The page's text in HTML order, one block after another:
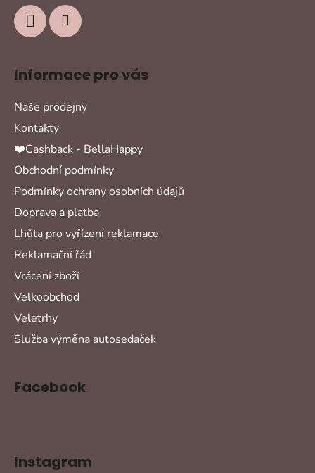
Informace pro vás
Naše prodejny
Kontakty
❤️Cashback - BellaHappy
Obchodní podmínky
Podmínky ochrany osobních údajů
Doprava a platba
Lhůta pro vyřízení reklamace
Reklamační řád
Vrácení zboží
Velkoobchod
Veletrhy
Služba výměna autosedaček
Facebook
Instagram